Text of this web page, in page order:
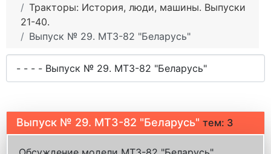
Тракторы: История, люди, машины. Выпуски
21-40.
Выпуск № 29. МТЗ-82 "Беларусь"
Выпуск № 29. МТЗ-82 "Беларусь" тем: 3